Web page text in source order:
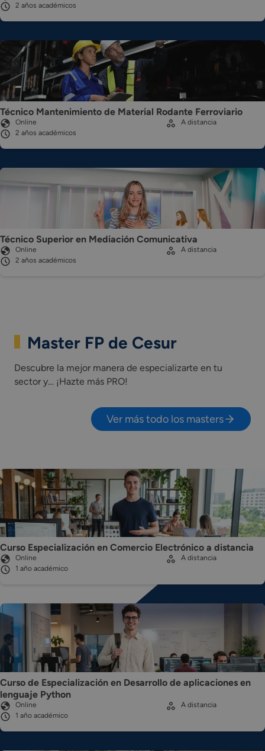
2 años académicos
Técnico Mantenimiento de Material Rodante Ferroviario
Online
2 años académicos
A distancia
Técnico Superior en Mediación Comunicativa
Online
2 años académicos
A distancia
Master FP de Cesur
Descubre la mejor manera de especializarte en tu
sector y… ¡Hazte más PRO!
Ver más todo los masters
Curso Especialización en Comercio Electrónico a distancia
Online
1 año académico
A distancia
Curso de Especialización en Desarrollo de aplicaciones en
lenguaje Python
Online
1 año académico
A distancia